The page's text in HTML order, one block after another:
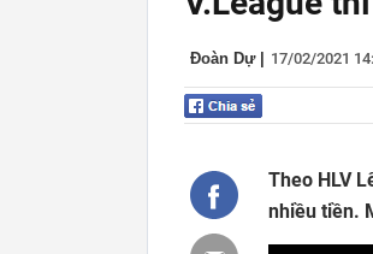
Đoàn Dự| 17/02/2021
Theo HLV
nhiều tiền.